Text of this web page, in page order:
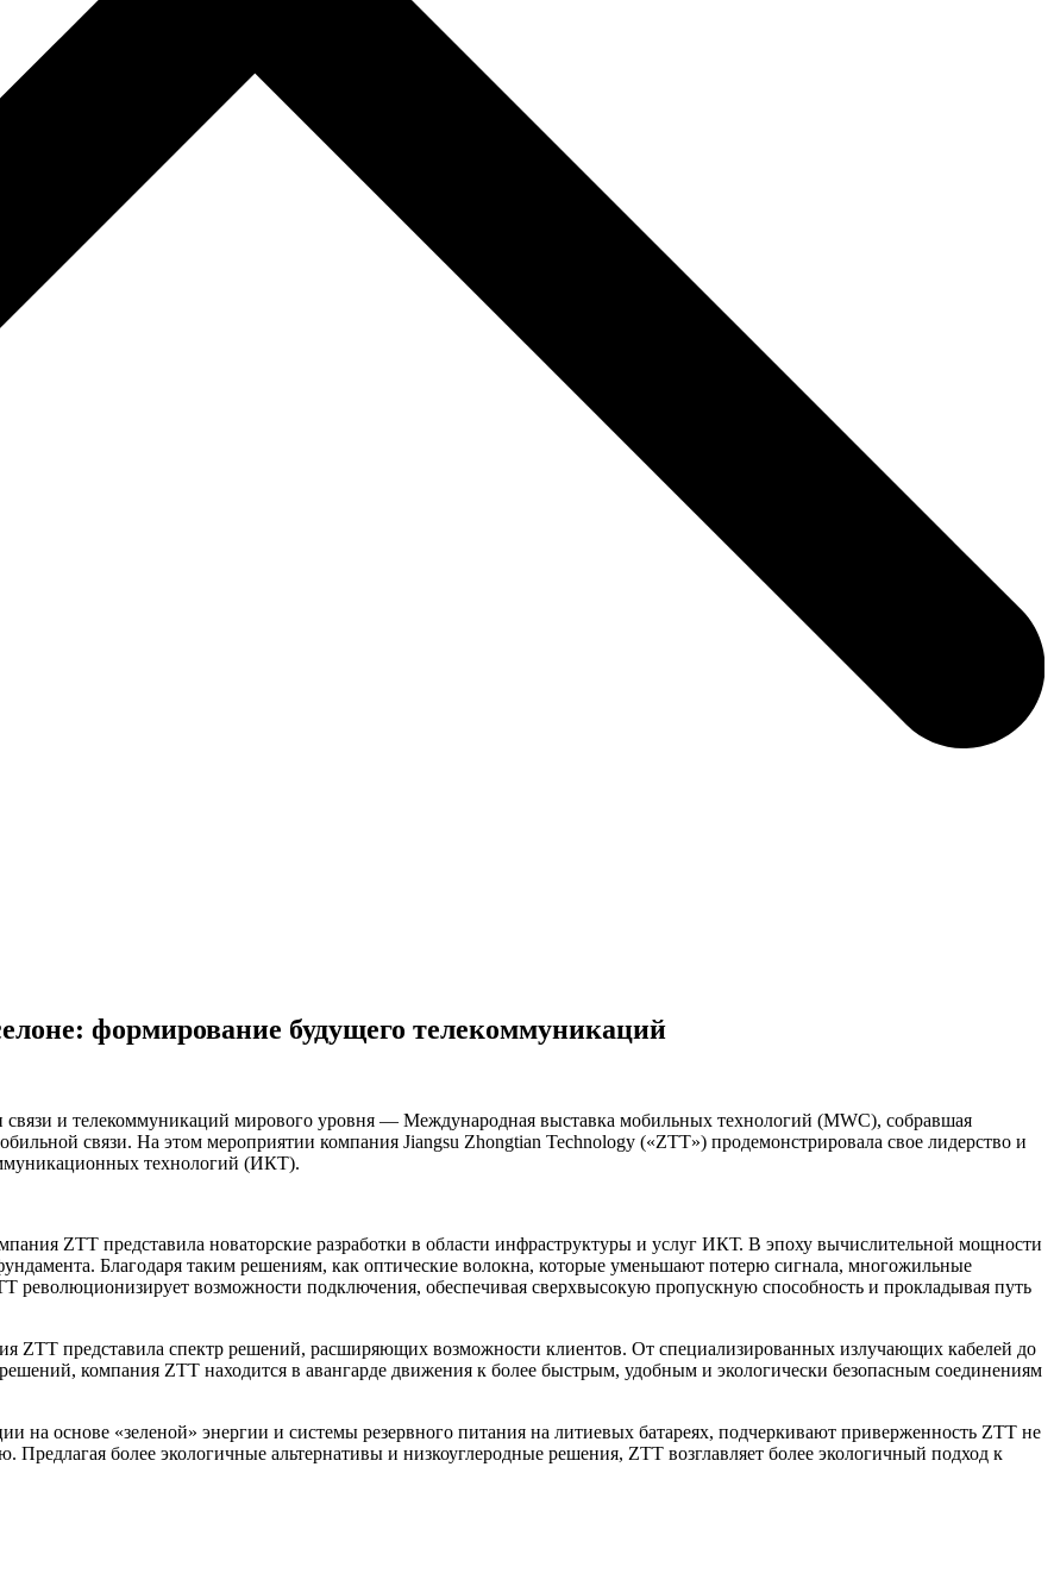
формирование будущего телекоммуникаций
и телекоммуникаций мирового уровня — Международная выставка мобильных технологий (MWC), собравшая
связи. На этом мероприятии компания Jiangsu Zhongtian Technology («ZTT») продемонстрировала свое лидерство и
технологий (ИКТ).
ZTT представила новаторские разработки в области инфраструктуры и услуг ИКТ. В эпоху вычислительной мощности
Благодаря таким решениям, как оптические волокна, которые уменьшают потерю сигнала, многожильные
революционизирует возможности подключения, обеспечивая сверхвысокую пропускную способность и прокладывая путь
ZTT представила спектр решений, расширяющих возможности клиентов. От специализированных излучающих кабелей до
компания ZTT находится в авангарде движения к более быстрым, удобным и экологически безопасным соединениям
на основе «зеленой» энергии и системы резервного питания на литиевых батареях, подчеркивают приверженность ZTT не
более экологичные альтернативы и низкоуглеродные решения, ZTT возглавляет более экологичный подход к